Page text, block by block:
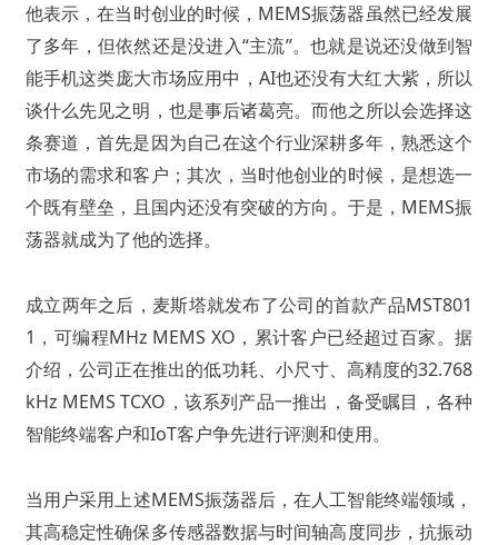
他表示，在当时创业的时候，MEMS振荡器虽然已经发展
了多年，但依然还是没进入“主流”。也就是说还没做到智
能手机这类庞大市场应用中，AI也还没有大红大紫，所以
谈什么先见之明，也是事后诸葛亮。而他之所以会选择这
条赛道，首先是因为自己在这个行业深耕多年，熟悉这个
市场的需求和客户；其次，当时他创业的时候，是想选一
个既有壁垒，且国内还没有突破的方向。于是，MEMS振
荡器就成为了他的选择。
成立两年之后，麦斯塔就发布了公司的首款产品MST801
1，可编程MHz MEMS XO，累计客户已经超过百家。据
介绍，公司正在推出的低功耗、小尺寸、高精度的32.768
kHz MEMS TCXO，该系列产品一推出，备受瞩目，各种
智能终端客户和IoT客户争先进行评测和使用。
当用户采用上述MEMS振荡器后，在人工智能终端领域，
其高稳定性确保多传感器数据与时间轴高度同步，抗振动